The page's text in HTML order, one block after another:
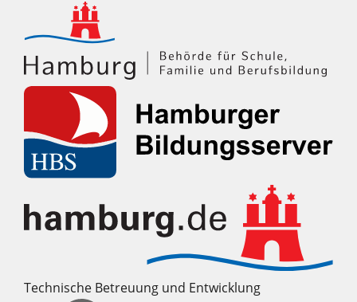
Technische Betreuung und Entwicklung